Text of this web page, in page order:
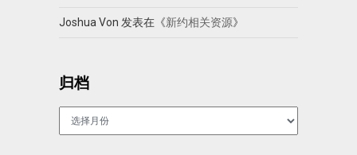
Joshua Von 发表在《新约相关资源》
归档